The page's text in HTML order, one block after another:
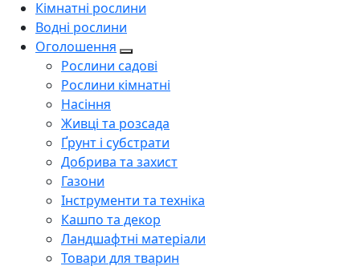
Кімнатні рослини
Водні рослини
Оголошення
Рослини садові
Рослини кімнатні
Насіння
Живці та розсада
Ґрунт і субстрати
Добрива та захист
Газони
Інструменти та техніка
Кашпо та декор
Ландшафтні матеріали
Товари для тварин